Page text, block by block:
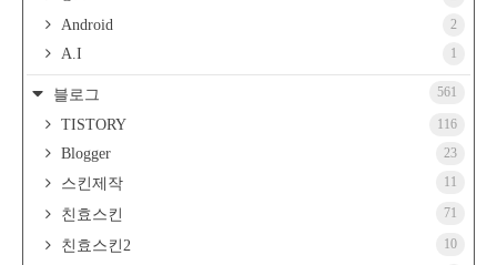
Android 2
A.I 1
블로그 561
TISTORY 116
Blogger 23
스킨제작 11
친효스킨 71
친효스킨2 10